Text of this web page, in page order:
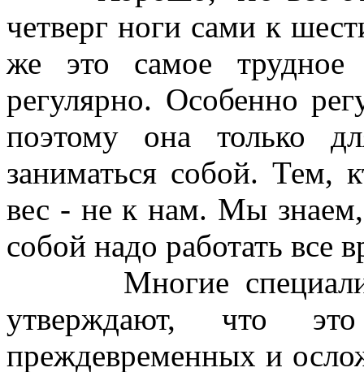
четверг ноги сами к
же это самое трудное
регулярно. Особенно
поэтому она только
заниматься собой. Тем,
вес - не к нам. Мы знаем,
собой надо работать все
Многие
утверждают, что это
преждевременных и